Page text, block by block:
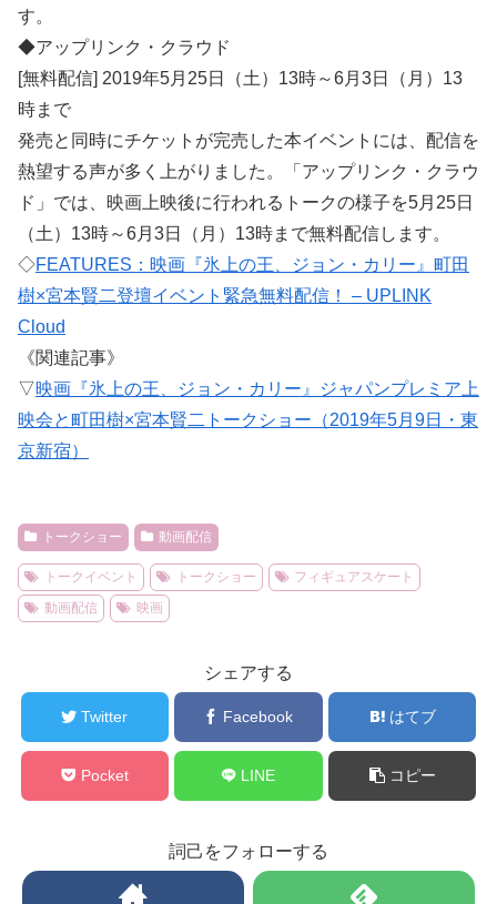
す。
◆アップリンク・クラウド
[無料配信] 2019年5月25日（土）13時～6月3日（月）13
時まで
発売と同時にチケットが完売した本イベントには、配信を
熱望する声が多く上がりました。「アップリンク・クラウ
ド」では、映画上映後に行われるトークの様子を5月25日
（土）13時～6月3日（月）13時まで無料配信します。
◇FEATURES：映画『氷上の王、ジョン・カリー』町田
樹×宮本賢二登壇イベント緊急無料配信！ – UPLINK
Cloud
《関連記事》
▽映画『氷上の王、ジョン・カリー』ジャパンプレミア上
映会と町田樹×宮本賢二トークショー（2019年5月9日・東
京新宿）
トークショー 動画配信
トークイベント トークショー
フィギュアスケート
動画配信
映画
シェアする
Twitter Facebook はてブ
Pocket LINE コピー
詞己をフォローする